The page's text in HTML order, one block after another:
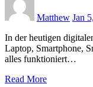
Matthew Jan
In der heutigen
Laptop, Smartphone,
alles funktioniert…
Read More